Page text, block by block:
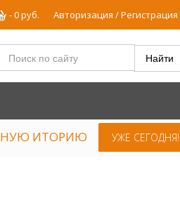
Авторизация / Регистрация
-0руб.
ИТОРИЮ УЖЕ СЕГОДНЯ!